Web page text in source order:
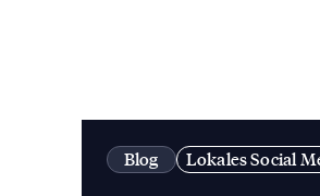
Blog Lokales Social